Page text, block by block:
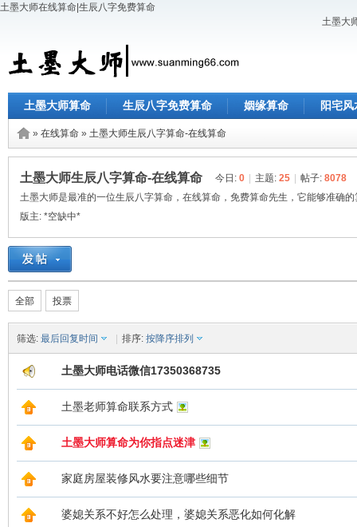
土墨大师在线算命|生辰八字免费算命
土墨大
土墨大师算命 生辰八字免费算命 姻缘算命 阳宅风
» 在线算命 » 土墨大师生辰八字算命-在线算命
土墨大师生辰八字算命-在线算命 今日: 0 主题: 25 帖子: 8078
土墨大师是最准的一位生辰八字算命，在线算命，免费算命先生，它能够准确
版主: *空缺中*
全部 投票
筛选: 最后回复时间 排序: 按降序排列
土墨大师电话微信17350368735
土墨老师算命联系方式
土墨大师算命为你指点迷津
家庭房屋装修风水要注意哪些细节
婆媳关系不好怎么处理，婆媳关系恶化如何化解